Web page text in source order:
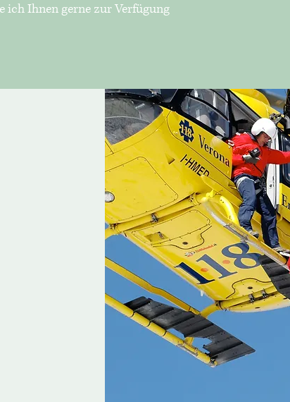
ich Ihnen gerne zur Verfügung